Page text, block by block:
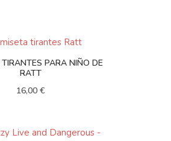
PARA NIÑO DE
RATT
16,00 €